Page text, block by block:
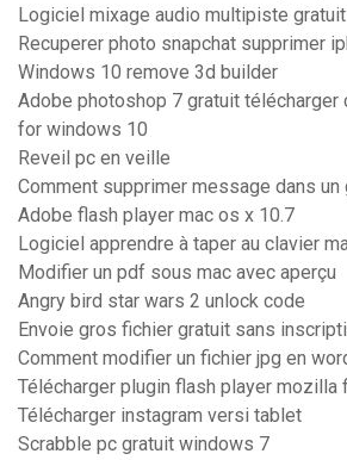
Logiciel mixage audio multipiste gratuit
Recuperer photo snapchat supprimer
Windows 10 remove 3d builder
Adobe photoshop 7 gratuit télécharger
for windows 10
Reveil pc en veille
Comment supprimer message dans un
Adobe flash player mac os x 10.7
Logiciel apprendre à taper au clavier
Modifier un pdf sous mac avec aperçu
Angry bird star wars 2 unlock code
Envoie gros fichier gratuit sans
Comment modifier un fichier jpg en
Télécharger plugin flash player mozilla
Télécharger instagram versi tablet
Scrabble pc gratuit windows 7